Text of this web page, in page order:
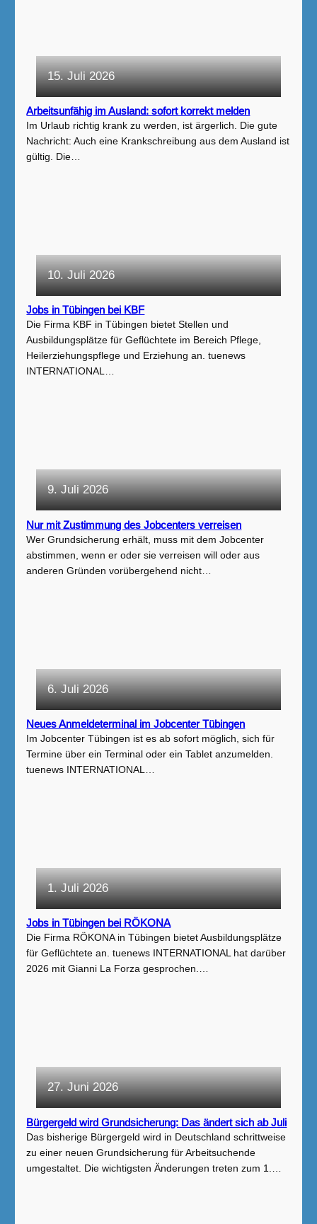
15. Juli 2026
Arbeitsunfähig im Ausland: sofort korrekt melden
Im Urlaub richtig krank zu werden, ist ärgerlich. Die gute
Nachricht: Auch eine Krankschreibung aus dem Ausland ist
gültig. Die…
10. Juli 2026
Jobs in Tübingen bei KBF
Die Firma KBF in Tübingen bietet Stellen und
Ausbildungsplätze für Geflüchtete im Bereich Pflege,
Heilerziehungspflege und Erziehung an. tuenews
INTERNATIONAL…
9. Juli 2026
Nur mit Zustimmung des Jobcenters verreisen
Wer Grundsicherung erhält, muss mit dem Jobcenter
abstimmen, wenn er oder sie verreisen will oder aus
anderen Gründen vorübergehend nicht…
6. Juli 2026
Neues Anmeldeterminal im Jobcenter Tübingen
Im Jobcenter Tübingen ist es ab sofort möglich, sich für
Termine über ein Terminal oder ein Tablet anzumelden.
tuenews INTERNATIONAL…
1. Juli 2026
Jobs in Tübingen bei RÖKONA
Die Firma RÖKONA in Tübingen bietet Ausbildungsplätze
für Geflüchtete an. tuenews INTERNATIONAL hat darüber
2026 mit Gianni La Forza gesprochen.…
27. Juni 2026
Bürgergeld wird Grundsicherung: Das ändert sich ab Juli
Das bisherige Bürgergeld wird in Deutschland schrittweise
zu einer neuen Grundsicherung für Arbeitsuchende
umgestaltet. Die wichtigsten Änderungen treten zum 1.…